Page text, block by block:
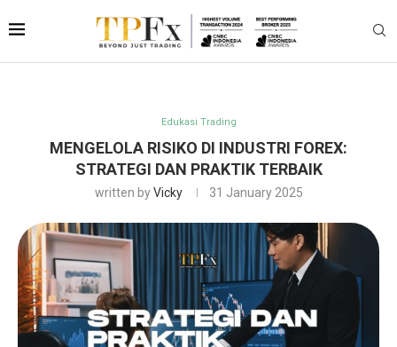
Edukasi Trading
MENGELOLA RISIKO DI INDUSTRI FOREX:
STRATEGI DAN PRAKTIK TERBAIK
written byVicky 31 January 2025